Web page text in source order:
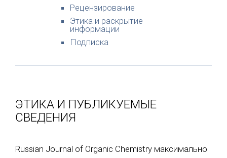
Рецензирование
Этика и раскрытие
информации
Подписка
ЭТИКА И ПУБЛИКУЕМЫЕ
СВЕДЕНИЯ
Russian Journal of Organic Chemistry максимально